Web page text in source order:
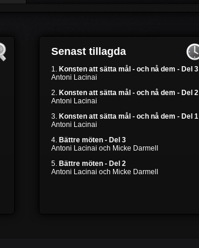
Senast tillagda
1. Konsten att sätta mål - och nå dem - Del 3
Antoni Lacinai
2. Konsten att sätta mål - och nå dem - Del 2
Antoni Lacinai
3. Konsten att sätta mål - och nå dem - Del 1
Antoni Lacinai
4. Bättre möten - Del 3
Antoni Lacinai och Micke Darmell
5. Bättre möten - Del 2
Antoni Lacinai och Micke Darmell